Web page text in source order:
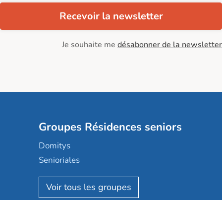
Recevoir la newsletter
Je souhaite me désabonner de la newsletter
Groupes Résidences seniors
Domitys
Senioriales
Nohée
Les Résidentiels